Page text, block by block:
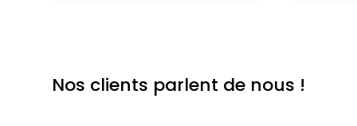
Nos clients parlent de nous !